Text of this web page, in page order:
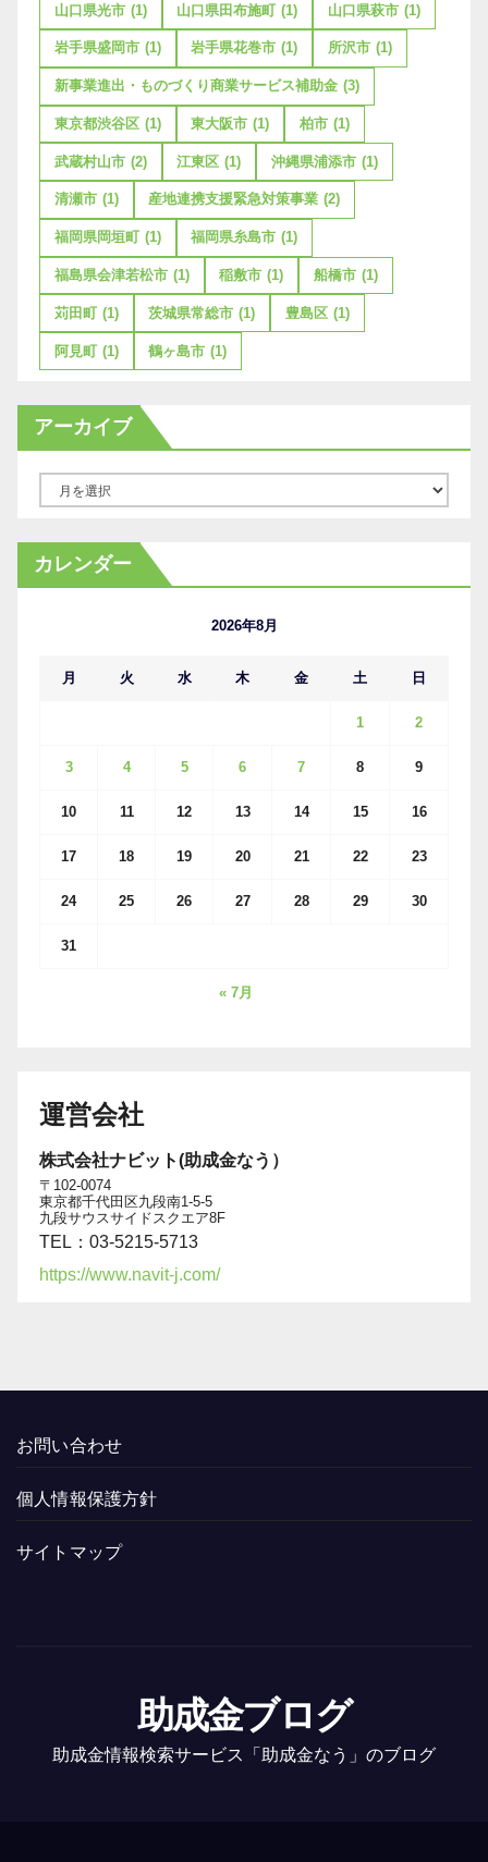
山口県光市 (1) 山口県田布施町 (1) 山口県萩市 (1)
岩手県盛岡市 (1) 岩手県花巻市 (1) 所沢市 (1)
新事業進出・ものづくり商業サービス補助金 (3)
東京都渋谷区 (1) 東大阪市 (1) 柏市 (1)
武蔵村山市 (2) 江東区 (1) 沖縄県浦添市 (1)
清瀬市 (1) 産地連携支援緊急対策事業 (2)
福岡県岡垣町 (1) 福岡県糸島市 (1)
福島県会津若松市 (1) 稲敷市 (1) 船橋市 (1)
苅田町 (1) 茨城県常総市 (1) 豊島区 (1)
阿見町 (1) 鶴ヶ島市 (1)
アーカイブ
カ
イ
カレンダー
2026年8月
月 火 水 木 金 土 日
1 2
3 4 5 6 7 8 9
10 11 12 13 14 15 16
17 18 19 20 21 22 23
24 25 26 27 28 29 30
31
« 7月
運営会社
株式会社ナビット(助成金なう）
〒102-0074
東京都千代田区九段南1-5-5
九段サウスサイドスクエア8F
TEL：03-5215-5713
https://www.navit-j.com/
お問い合わせ
個人情報保護方針
サイトマップ
助成金ブログ
助成金情報検索サービス「助成金なう」のブログ